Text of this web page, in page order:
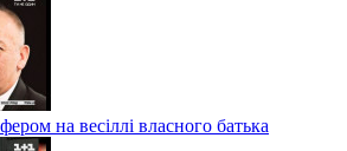
на весіллі власного батька